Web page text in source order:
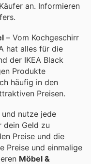
an. Informieren
– Vom Kochgeschirr
hat alles für die
der IKEA Black
Produkte
häufig in den
Preisen.
nutze jede
dein Geld zu
Preise und die
Preise und einmalige
Möbel &